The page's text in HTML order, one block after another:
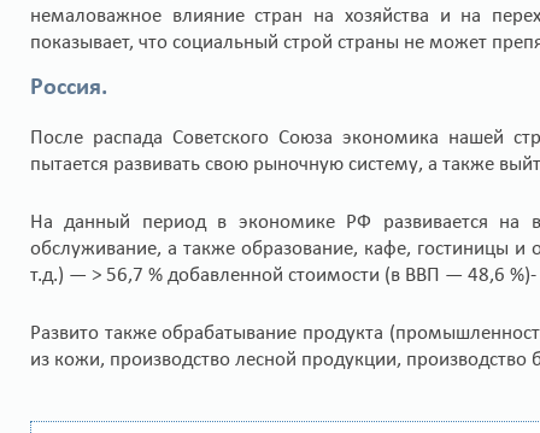
немаловажное влияние стран на хозяйства и на
показывает, что социальный строй страны не может
Россия.
После распада Советского Союза экономика нашей
пытается развивать свою рыночную систему, а также
На данный период в экономике РФ развивается на
обслуживание, а также образование, кафе, гостиницы
т.д.) — > 56,7 % добавленной стоимости (в ВВП — 48,6 %)-
Развито также обрабатывание продукта
из кожи, производство лесной продукции, производство